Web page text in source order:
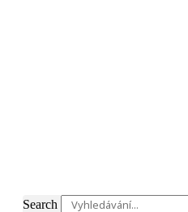
Search